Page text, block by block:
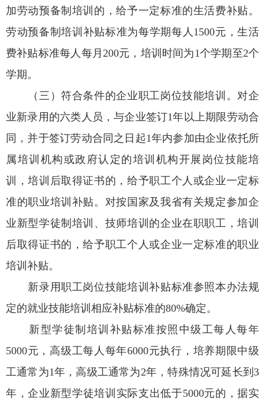
加劳动预备制培训的，给予一定标准的生活费补贴。
劳动预备制培训补贴标准为每学期每人1500元，生活
费补贴标准每人每月200元，培训时间为1个学期至2个
学期。
（三）符合条件的企业职工岗位技能培训。对企
业新录用的六类人员，与企业签订1年以上期限劳动合
同，并于签订劳动合同之日起1年内参加由企业依托所
属培训机构或政府认定的培训机构开展岗位技能培
训，培训后取得证书的，给予职工个人或企业一定标
准的职业培训补贴。对按国家及我省有关规定参加企
业新型学徒制培训、技师培训的企业在职职工，培训
后取得证书的，给予职工个人或企业一定标准的职业
培训补贴。
新录用职工岗位技能培训补贴标准参照本办法规
定的就业技能培训相应补贴标准的80%确定。
新型学徒制培训补贴标准按照中级工每人每年
5000元，高级工每人每年6000元执行，培养期限中级
工通常为1年，高级工通常为2年，特殊情况可延长到3
年，企业新型学徒培训实际支出低于5000元的，据实